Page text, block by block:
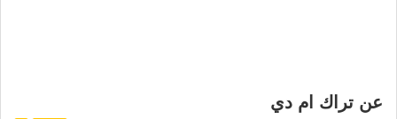
عن تراك ام دي